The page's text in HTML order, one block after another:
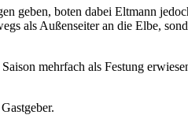
geben, boten dabei Eltmann
als Außenseiter an die Elbe,
mehrfach als Festung